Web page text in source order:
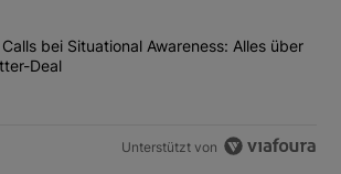
dem Titel "Margin Calls bei Situational
bei Situational Awareness: Alles über
Deal
Unterstützt von